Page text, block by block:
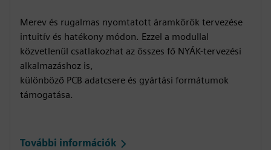
Merev és rugalmas nyomtatott áramkörök tervezése
intuitív és hatékony módon. Ezzel a modullal
közvetlenül csatlakozhat az összes fő NYÁK-tervezési
alkalmazáshoz is,
különböző PCB adatcsere és gyártási formátumok
támogatása.
További információk